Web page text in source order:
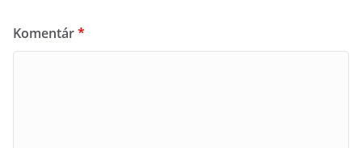
Komentár*